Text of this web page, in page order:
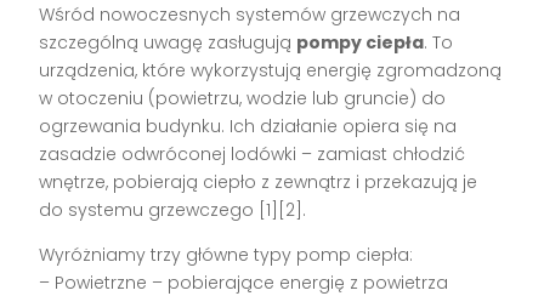
Wśród nowoczesnych systemów grzewczych na
szczególną uwagę zasługują pompy ciepła. To
urządzenia, które wykorzystują energię zgromadzoną
w otoczeniu (powietrzu, wodzie lub gruncie) do
ogrzewania budynku. Ich działanie opiera się na
zasadzie odwróconej lodówki – zamiast chłodzić
wnętrze, pobierają ciepło z zewnątrz i przekazują je
do systemu grzewczego [1][2].
Wyróżniamy trzy główne typy pomp ciepła:
– Powietrzne – pobierające energię z powietrza